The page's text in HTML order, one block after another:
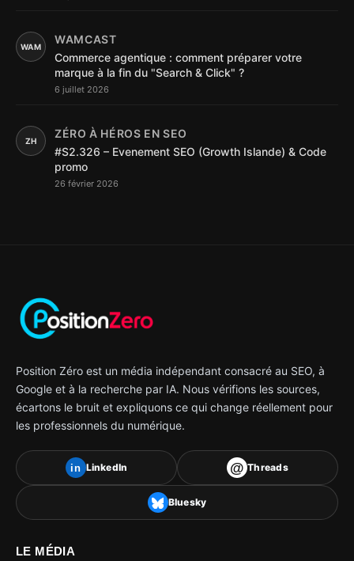
WAM
WAMCAST
Commerce agentique : comment préparer votre
marque à la fin du "Search & Click" ?
6 juillet 2026
ZH
ZÉRO À HÉROS EN SEO
#S2.326 – Evenement SEO (Growth Islande) & Code
promo
26 février 2026
Position Zéro est un média indépendant consacré au SEO, à
Google et à la recherche par IA. Nous vérifions les sources,
écartons le bruit et expliquons ce qui change réellement pour
les professionnels du numérique.
in LinkedIn @ Threads
Bluesky
LE MÉDIA